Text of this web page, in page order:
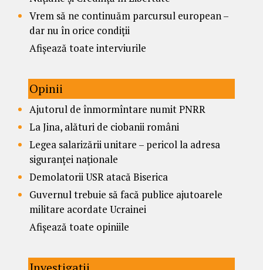
Vrem să ne continuăm parcursul european –
dar nu în orice condiții
Afișează toate interviurile
Opinii
Ajutorul de înmormîntare numit PNRR
La Jina, alături de ciobanii români
Legea salarizării unitare – pericol la adresa
siguranței naționale
Demolatorii USR atacă Biserica
Guvernul trebuie să facă publice ajutoarele
militare acordate Ucrainei
Afișează toate opiniile